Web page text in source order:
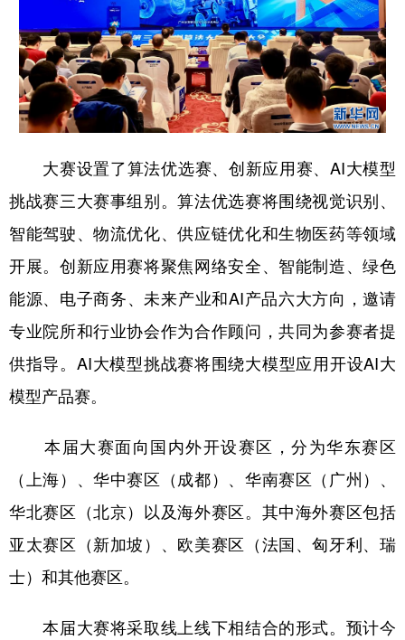
公益 一带一路 亚太网 上市公司
文化产业
地方频道
北京 天津 河北 山西
辽宁 吉林 上海 江苏
山东 河南 湖北 湖南
广东 广西 海南 重庆
四川 贵州 云南 西藏
陕西
新疆 内蒙古 黑龙江
多语种频道
English Español Français عربى
Русский язык
Deutsch Português
大赛设置了算法优选赛、创新应用赛、AI大模型
挑战赛三大赛事组别。算法优选赛将围绕视觉识别、
智能驾驶、物流优化、供应链优化和生物医药等领域
开展。创新应用赛将聚焦网络安全、智能制造、绿色
能源、电子商务、未来产业和AI产品六大方向，邀请
专业院所和行业协会作为合作顾问，共同为参赛者提
供指导。AI大模型挑战赛将围绕大模型应用开设AI大
模型产品赛。
本届大赛面向国内外开设赛区，分为华东赛区
（上海）、华中赛区（成都）、华南赛区（广州）、
华北赛区（北京）以及海外赛区。其中海外赛区包括
亚太赛区（新加坡）、欧美赛区（法国、匈牙利、瑞
士）和其他赛区。
本届大赛将采取线上线下相结合的形式。预计今